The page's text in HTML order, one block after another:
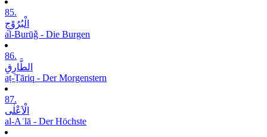
85.
الْبُرُوْجِ
al-Burūǧ - Die Burgen
86.
الطَّارِقِ
aṭ-Ṭāriq - Der Morgenstern
87.
الْاَعْلٰی
al-Aʿlā - Der Höchste